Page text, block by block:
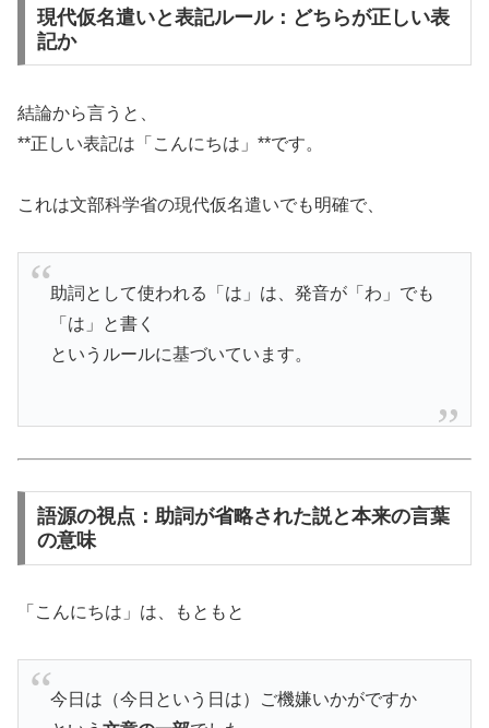
現代仮名遣いと表記ルール：どちらが正しい表
記か
結論から言うと、
**正しい表記は「こんにちは」**です。
これは文部科学省の現代仮名遣いでも明確で、
助詞として使われる「は」は、発音が「わ」でも
「は」と書く
というルールに基づいています。
語源の視点：助詞が省略された説と本来の言葉
の意味
「こんにちは」は、もともと
今日は（今日という日は）ご機嫌いかがですか